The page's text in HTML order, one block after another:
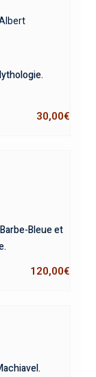
30,00€
Bleue et
120,00€